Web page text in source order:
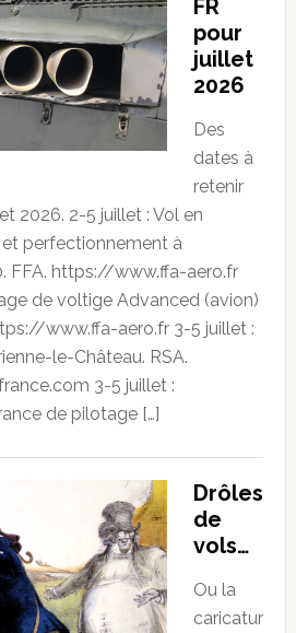
FR
pour
juillet
2026
Des
dates à
retenir
2026. 2-5 juillet : Vol en
perfectionnement à
FFA. https://www.ffa-aero.fr
de voltige Advanced (avion)
www.ffa-aero.fr 3-5 juillet :
le-Château. RSA.
3-5 juillet :
de pilotage […]
Drôles
de
vols…
Ou la
caricatur